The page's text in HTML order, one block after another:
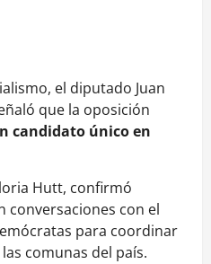
el diputado Juan
que la oposición
candidato único en
Hutt, confirmó
conversaciones con el
para coordinar
comunas del país.